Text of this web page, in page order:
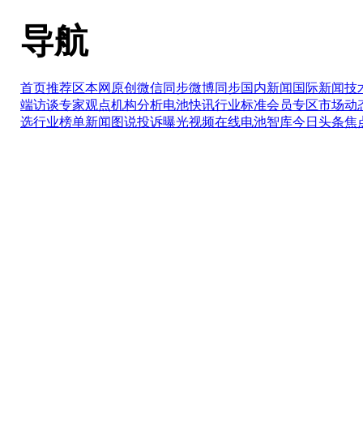
导航
首页推荐区本网原创 微信同步微博同步国内新闻 国际新闻技
端访谈专家观点机构分析电池快讯行业标准会员专区市场动
选行业榜单新闻图说投诉曝光视频在线电池智库今日头条焦